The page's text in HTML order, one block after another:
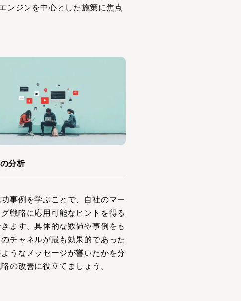
ンジンを中心とした施策に焦点
分析
事例を学ぶことで、自社のマー
戦略に応用可能なヒントを得る
ます。具体的な数値や事例をも
チャネルが最も効果的であった
うなメッセージが響いたかを分
の改善に役立てましょう。